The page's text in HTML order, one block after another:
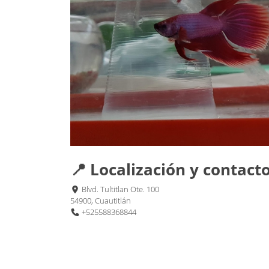
📍 Localización y
Blvd. Tultitlan Ote. 100
54900, Cuautitlán
+525588368844